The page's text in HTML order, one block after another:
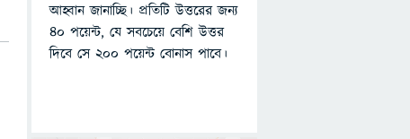
আহ্বান জানাচ্ছি। প্রতিটি উত্তরের জন্য
৪০ পয়েন্ট, যে সবচেয়ে বেশি উত্তর
দিবে সে ২০০ পয়েন্ট বোনাস পাবে।